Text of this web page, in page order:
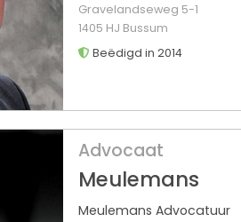
Gravelandseweg 5-1
1405 HJ Bussum
Beëdigd in 2014
Advocaat
Meulemans
Meulemans Advocatuur